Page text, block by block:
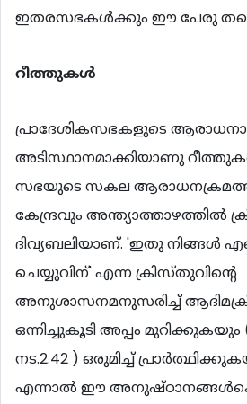
ഇതരസഭകള്‍ക്കും ഈ പേരു
പ്രാദേശികസഭകളുടെ
അടിസ്ഥാനമാക്കിയാണു
സഭയുടെ സകല
കേന്ദ്രവും അന്ത്യാത്താഴത്തില്‍
ദിവ്യബലിയാണ്. 'ഇതു നിങ്ങള്‍
ചെയ്യുവിന്' എന്ന ക്രിസ്തുവിന്‍റെ
അനുശാസനമനുസരിച്ച്
ഒന്നിച്ചുകൂടി അപ്പം മുറിക്കുകയും
നട.2.42 ) ഒരുമിച്ച്
എന്നാല്‍ ഈ